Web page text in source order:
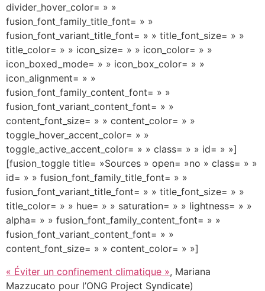
divider_hover_color= » »
fusion_font_family_title_font= » »
fusion_font_variant_title_font= » » title_font_size= » »
title_color= » » icon_size= » » icon_color= » »
icon_boxed_mode= » » icon_box_color= » »
icon_alignment= » »
fusion_font_family_content_font= » »
fusion_font_variant_content_font= » »
content_font_size= » » content_color= » »
toggle_hover_accent_color= » »
toggle_active_accent_color= » » class= » » id= » »]
[fusion_toggle title= »Sources » open= »no » class= » »
id= » » fusion_font_family_title_font= » »
fusion_font_variant_title_font= » » title_font_size= » »
title_color= » » hue= » » saturation= » » lightness= » »
alpha= » » fusion_font_family_content_font= » »
fusion_font_variant_content_font= » »
content_font_size= » » content_color= » »]
« Éviter un confinement climatique », Mariana
Mazzucato pour l’ONG Project Syndicate)